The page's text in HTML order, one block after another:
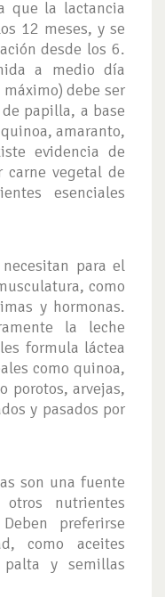
que la lactancia
12 meses, y se
desde los 6.
a medio día
debe ser
papilla, a base
amaranto,
evidencia de
carne vegetal de
esenciales
para el
como
y hormonas.
la leche
formula láctea
como quinoa,
porotos, arvejas,
y pasados por
son una fuente
nutrientes
preferirse
como aceites
palta y semillas